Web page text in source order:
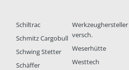
Schiltrac
Schmitz Cargobull
Schwing Stetter
Schäffer
Werkzeughersteller
versch.
Weserhütte
Westtech